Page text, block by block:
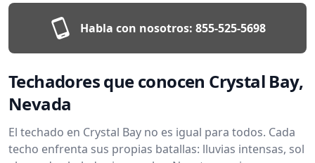
Habla con nosotros: 855-525-5698
Techadores que conocen Crystal Bay,
Nevada
El techado en Crystal Bay no es igual para todos. Cada
techo enfrenta sus propias batallas: lluvias intensas, sol